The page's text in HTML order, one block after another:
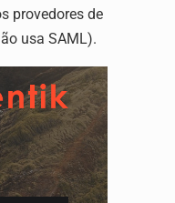
provedores de
usa SAML).